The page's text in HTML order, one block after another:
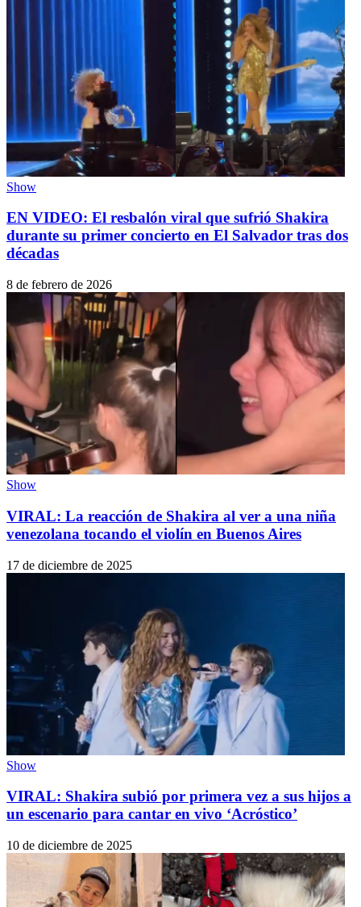
Show
EN VIDEO: El resbalón viral que sufrió Shakira
durante su primer concierto en El Salvador tras dos
décadas
8 de febrero de 2026
Show
VIRAL: La reacción de Shakira al ver a una niña
venezolana tocando el violín en Buenos Aires
17 de diciembre de 2025
Show
VIRAL: Shakira subió por primera vez a sus hijos a
un escenario para cantar en vivo ‘Acróstico’
10 de diciembre de 2025